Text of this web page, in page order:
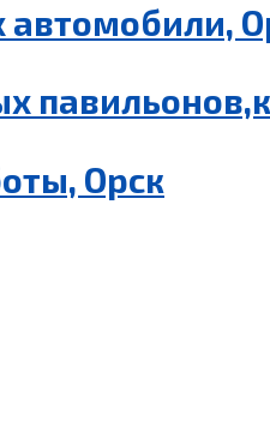
Орск